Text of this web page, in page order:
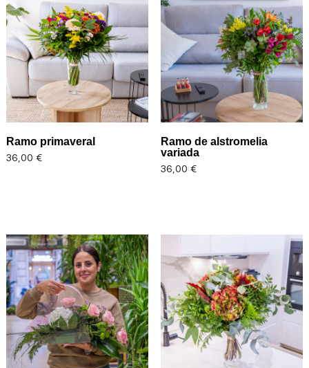
Ramo primaveral
Precio
36,00 €
Ramo de alstromelia
variada
Precio
36,00 €